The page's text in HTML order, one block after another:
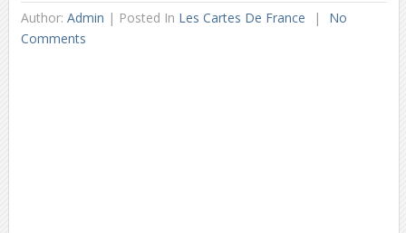
Author: Admin | Posted In Les Cartes De France
No
Comments